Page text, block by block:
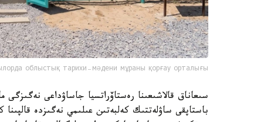
облыстық тарихи-мәдени мұраны қорғау орталығы
سىعاناق قالاشىعىنا رەستاۆراتسيا جاساۋداعى
باستاپقى ساۋلەتتىك كەلبەتىن عىلىمي نەگىزدە قالپىنا